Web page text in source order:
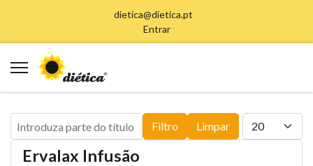
dietica@dietica.pt
Entrar
Introduza parte do título Filtro Limpar Qtd. a exibir
Ervalax Infusão